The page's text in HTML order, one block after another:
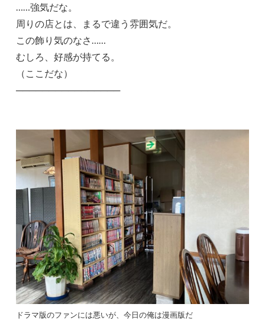
……強気だな。
周りの店とは、まるで違う雰囲気だ。
この飾り気のなさ……
むしろ、好感が持てる。
（ここだな）
────────────────
ドラマ版のファンには悪いが、今日の俺は漫画版だ